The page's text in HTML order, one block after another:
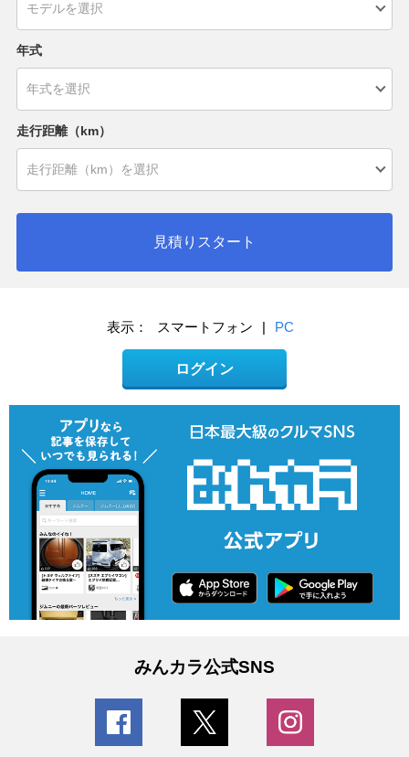
年式
走行距離（km）
見積りスタート
表示： スマートフォン | PC
ログイン
みんカラ公式SNS